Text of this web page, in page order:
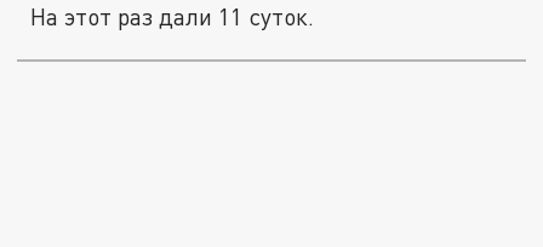
На этот раз дали 11 суток.